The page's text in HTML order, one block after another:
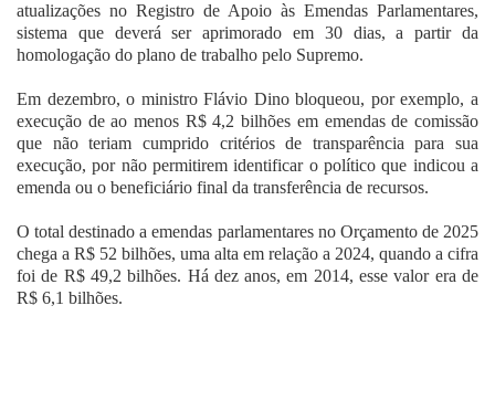
atualizações no Registro de Apoio às Emendas Parlamentares,
sistema que deverá ser aprimorado em 30 dias, a partir da
homologação do plano de trabalho pelo Supremo.
Em dezembro, o ministro Flávio Dino bloqueou, por exemplo, a
execução de ao menos R$ 4,2 bilhões em emendas de comissão
que não teriam cumprido critérios de transparência para sua
execução, por não permitirem identificar o político que indicou a
emenda ou o beneficiário final da transferência de recursos.
O total destinado a emendas parlamentares no Orçamento de 2025
chega a R$ 52 bilhões, uma alta em relação a 2024, quando a cifra
foi de R$ 49,2 bilhões. Há dez anos, em 2014, esse valor era de
R$ 6,1 bilhões.